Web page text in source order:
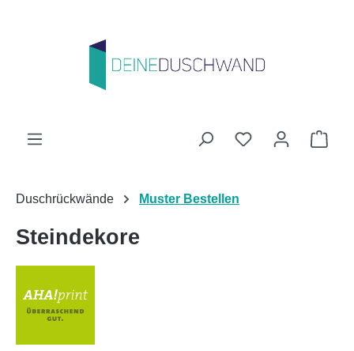
Du hast 0
Duschrückwände Muster Bestellen
Steindekore